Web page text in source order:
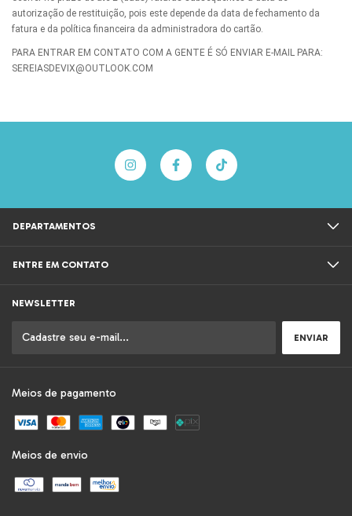
autorização de restituição, pois este depende da data de fechamento da
fatura e da política financeira da administradora do cartão.
PARA ENTRAR EM CONTATO COM A GENTE É SÓ ENVIAR E-MAIL PARA:
SEREIASDEVIX@OUTLOOK.COM
DEPARTAMENTOS
ENTRE EM CONTATO
NEWSLETTER
Meios de pagamento
Meios de envio